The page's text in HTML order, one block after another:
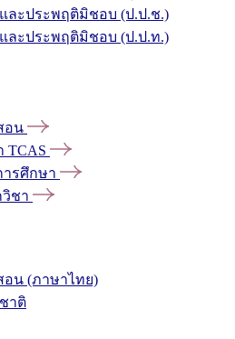
ละประพฤติมิชอบ (ป.ป.ช.)
ละประพฤติมิชอบ (ป.ป.ท.)
อน
TCAS
ารศึกษา
ชา
น (ภาษาไทย)
าติ